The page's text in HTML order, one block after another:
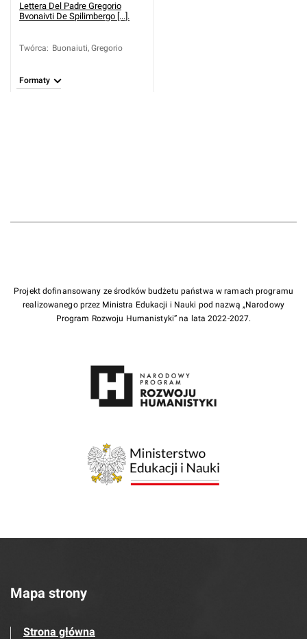
Lettera Del Padre Gregorio
Bvonaivti De Spilimbergo [...].
Twórca: Buonaiuti, Gregorio
Formaty
Projekt dofinansowany ze środków budżetu państwa w ramach programu
realizowanego przez Ministra Edukacji i Nauki pod nazwą „Narodowy
Program Rozwoju Humanistyki” na lata 2022-2027.
Mapa strony
Strona główna